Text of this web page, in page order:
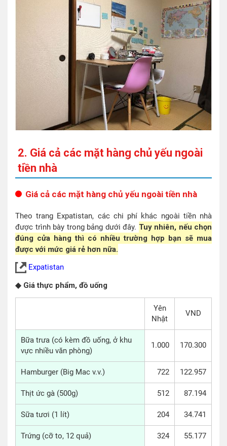
2. Giá cả các mặt hàng chủ yếu ngoài
tiền nhà
Giá cả các mặt hàng chủ yếu ngoài tiền nhà
Theo trang Expatistan, các chi phí khác ngoài tiền nhà
được trình bày trong bảng dưới đây. Tuy nhiên, nếu chọn
đúng cửa hàng thì có nhiều trường hợp bạn sẽ mua
được với mức giá rẻ hơn nữa.
Expatistan
◆ Giá thực phẩm, đồ uống
Yên
Nhật
VND
Bữa trưa (có kèm đồ uống, ở khu
vực nhiều văn phòng)
1.000 170.300
Hamburger (Big Mac v.v.) 722 122.957
Thịt ức gà (500g) 512 87.194
Sữa tươi (1 lít) 204 34.741
Trứng (cỡ to, 12 quả) 324 55.177